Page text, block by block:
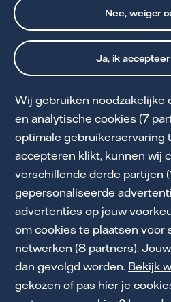
Ja, ik
Nee, weiger
Wij gebruiken noodzakelijke
en analytische cookies (7
optimale gebruikerservaring
accepteren klikt, kunnen wij
verschillende derde partijen
gepersonaliseerde
advertenties op jouw
om cookies te plaatsen voor
netwerken (8 partners).
dan gevolgd worden. Bekijk
gekozen of pas hier je
Cookie Statement
Privacy en
Toegankelijkheid
Partnerships
Energiekennis
Werken bij Vattenfall